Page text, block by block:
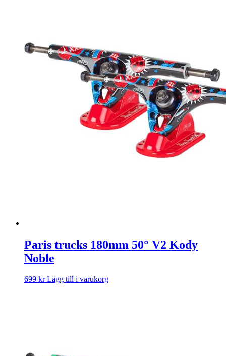
Paris trucks 180mm 50° V2 Kody
Noble
699 kr Lägg till i varukorg